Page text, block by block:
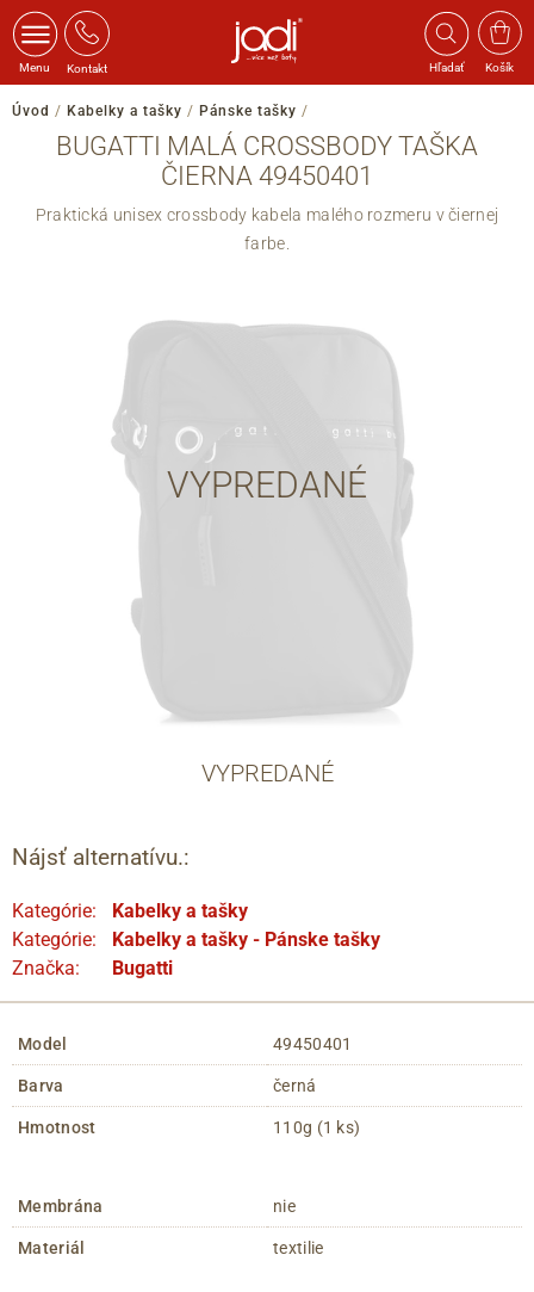
Menu Kontakt Hľadať Košík
Úvod / Kabelky a tašky / Pánske tašky /
BUGATTI MALÁ CROSSBODY TAŠKA
ČIERNA 49450401
Praktická unisex crossbody kabela malého rozmeru v čiernej
farbe.
VYPREDANÉ
VYPREDANÉ
Nájsť alternatívu.:
Kategórie:
Kabelky a tašky
Kategórie:
Kabelky a tašky - Pánske tašky
Značka:
Bugatti
Model 49450401
Barva černá
Hmotnost 110g (1 ks)
Membrána nie
Materiál textilie